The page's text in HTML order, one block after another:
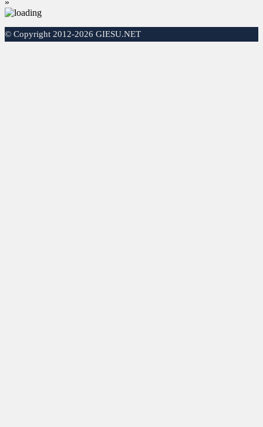
© Copyright 2012-2026 GIESU.NET